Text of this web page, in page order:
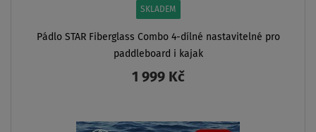
SKLADEM
Pádlo STAR Fiberglass Combo 4-dílné nastavitelné pro
paddleboard i kajak
1 999 Kč